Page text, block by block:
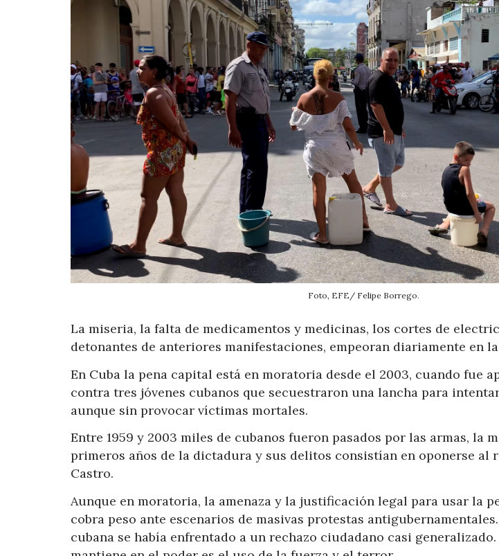
Foto, EFE/ Felipe Borrego.
La miseria, la falta de medicamentos y medicinas, los cortes de
detonantes de anteriores manifestaciones, empeoran diariamente en
En Cuba la pena capital está en moratoria desde el 2003, cuando fue
contra tres jóvenes cubanos que secuestraron una lancha para
aunque sin provocar víctimas mortales.
Entre 1959 y 2003 miles de cubanos fueron pasados por las armas, la
primeros años de la dictadura y sus delitos consistían en oponerse al
Castro.
Aunque en moratoria, la amenaza y la justificación legal para usar la
cobra peso ante escenarios de masivas protestas
cubana se había enfrentado a un rechazo ciudadano casi